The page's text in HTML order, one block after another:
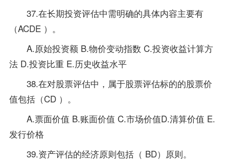
37.在长期投资评估中需明确的具体内容主要有
（ACDE ）。
A.原始投资额 B.物价变动指数 C.投资收益计算方
法 D.投资比重 E.历史收益水平
38.在对股票评估中，属于股票评估标的的股票价
值包括（CD ）。
A.票面价值 B.账面价值 C.市场价值D.清算价值 E.
发行价格
39.资产评估的经济原则包括（ BD）原则。